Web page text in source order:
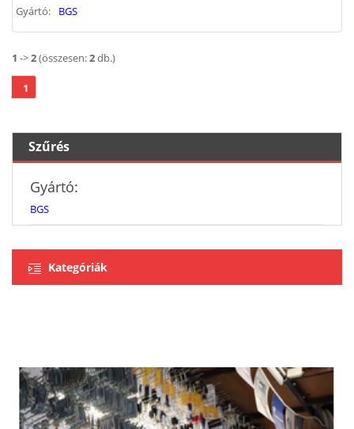
Gyártó: BGS
1 ->2(összesen:2db.)
1
Szűrés
Gyártó:
BGS
Kategóriák